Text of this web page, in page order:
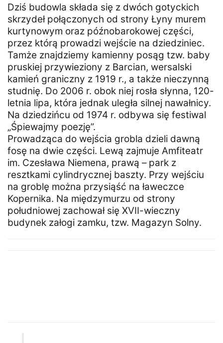
Dziś budowla składa się z dwóch gotyckich
skrzydeł połączonych od strony Łyny murem
kurtynowym oraz późnobarokowej części,
przez którą prowadzi wejście na dziedziniec.
Tamże znajdziemy kamienny posąg tzw. baby
pruskiej przywieziony z Barcian, wersalski
kamień graniczny z 1919 r., a także nieczynną
studnię. Do 2006 r. obok niej rosła słynna, 120-
letnia lipa, która jednak uległa silnej nawałnicy.
Na dziedzińcu od 1974 r. odbywa się festiwal
„Śpiewajmy poezję”.
Prowadząca do wejścia grobla dzieli dawną
fosę na dwie części. Lewą zajmuje Amfiteatr
im. Czesława Niemena, prawą – park z
resztkami cylindrycznej baszty. Przy wejściu
na groblę można przysiąść na ławeczce
Kopernika. Na międzymurzu od strony
południowej zachował się XVII-wieczny
budynek załogi zamku, tzw. Magazyn Solny.